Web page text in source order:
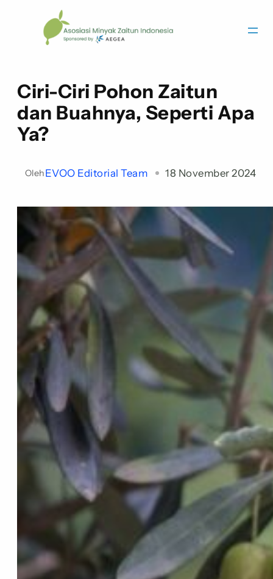
Ciri-Ciri Pohon Zaitun
dan Buahnya, Seperti Apa
Ya?
OlehEVOO Editorial Team 18 November 2024